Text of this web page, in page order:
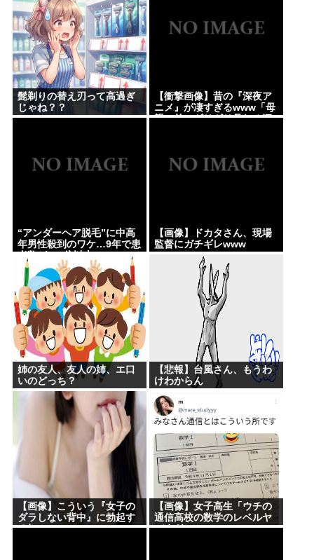
髭剃りの替え刃って高過ぎ
じゃね？？
【衝撃画像】昔の『深夜ア
ニメ』が凄すぎるwww「母
親の前でギリギリ見れる深
“アンダーヘア脱毛”に中高
年男性殺到のワケ…9年で患
者数が200倍以上
【画像】ドカタさん、現場
監督にガチギレwww
姉の友人、友人の姉、エ口
いのどっち？
【悲報】台風さん、もうわ
けわからん
【画像】こういう『女子の
ダラしない背中』に勃起す
る奴www
【画像】女子高生「ウチの
通信高校の数学のレベルヤ
バすぎｗｗｗ」